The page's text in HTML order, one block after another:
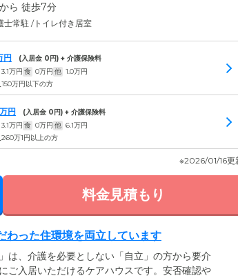
から 徒歩7分
士常駐 /トイレ付き居室
円 (入居金 0 円) + 介護保険料
3.1万円 食 0万円 他 1.0万円
万円以下の方
万円 (入居金 0 円) + 介護保険料
3.1万円 食 0万円 他 6.1万円
万1円以上の方
※2026/01/16更
料金見積もり
わった住環境を両立しています
は、介護を必要としない「自立」の方から要介
ご入居いただけるケアハウスです。安否確認や